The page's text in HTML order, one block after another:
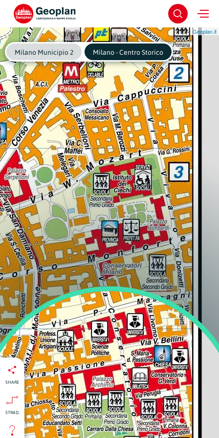
Geoplan.it
SHARE
STRAD.
Milano Municipio 2 Milano - Centro Storico